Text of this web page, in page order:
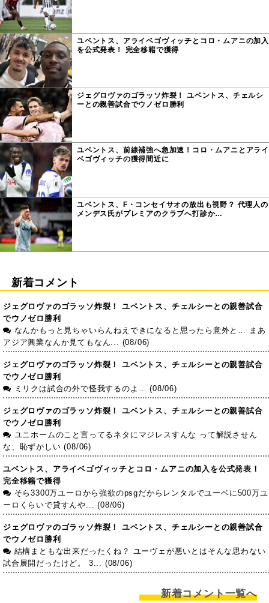
ユベントス、アライベゴヴィッチとコロ・ムアニの加入
を公式発表！ 完全移籍で獲得
ジェグロヴァのゴラッソ炸裂！ ユベントス、チェルシ
ーとの親善試合でウノゼロ勝利
ユベントス、前線補強へ急加速！コロ・ムアニとアライ
ベゴヴィッチの獲得間近に
ユベントス、F・コンセイサオの放出も視野？ 代理人の
メンデス氏がプレミアのクラブへ打診か…
新着コメント
ジェグロヴァのゴラッソ炸裂！ ユベントス、チェルシーとの親善試合
でウノゼロ勝利
なんかもっと見ちゃいらんねえできになると思ったら意外と… まあ
アジア興業なんか見てもなん... (08/06)
ジェグロヴァのゴラッソ炸裂！ ユベントス、チェルシーとの親善試合
でウノゼロ勝利
ミリクは試合の外で怪我するのよ… (08/06)
ジェグロヴァのゴラッソ炸裂！ ユベントス、チェルシーとの親善試合
でウノゼロ勝利
ユニホームのこと言ってるネタにマジレスすんな って解説させん
な、恥ずかしい (08/06)
ユベントス、アライベゴヴィッチとコロ・ムアニの加入を公式発表！
完全移籍で獲得
そら3300万ユーロから強欲のpsgだからレンタルでユーベに500万ユ
ーロくらいで貸すんや... (08/06)
ジェグロヴァのゴラッソ炸裂！ ユベントス、チェルシーとの親善試合
でウノゼロ勝利
結構まともな出来だったくね？ ユーヴェが悪いとはそんな思わない
試合展開だったけど。 3... (08/06)
新着コメント一覧へ